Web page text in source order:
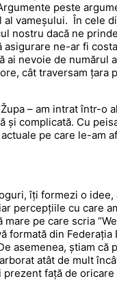
peste
vameșului. În cele
nostru dacă ne
ne-ar fi
ai nevoie de numărul
cât traversam țara
– am intrat într-o
și complicată. Cu
pe care le-am
îți formezi o idee,
percepțiile cu care
pe care scria
formată din
asemenea, știam
atât de mult
față de oricare